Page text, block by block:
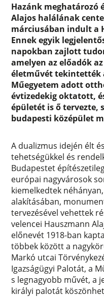
Hazánk meghatározó
Alajos halálának
márciusában indult a
Ennek egyik
napokban zajlott
amelyen az előadók
életművét tekintették
Műegyetem adott
évtizedekig oktatott,
épületét is ő tervezte,
budapesti középület
A dualizmus idején élt
tehetségükkel és
Budapestet
európai nagyvárosok
kiemelkedtek
alakításában,
tervezésével vehettek
velencei Hauszmann
előnevét 1918-ban
többek között a
Markó utcai
Igazságügyi Palotát, a
s legnagyobb művét, a
királyi palotát